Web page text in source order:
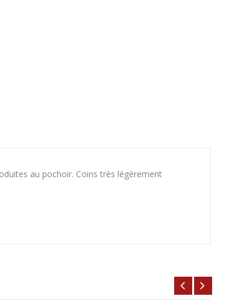
au pochoir. Coins très légèrement